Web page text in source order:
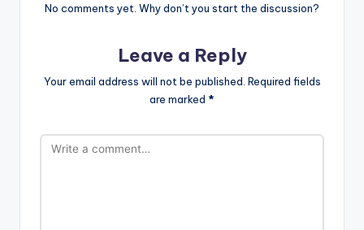
No comments yet. Why don’t you start the discussion?
Leave a Reply
Your email address will not be published. Required fields
are marked *